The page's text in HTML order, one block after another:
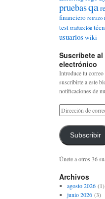
pruebasqa
financiero retrazo
test traducción
usuarios wiki
Suscríbete
electrónico
Introduce tu correo
suscribirte a este
notificaciones de
Subscribir
Únete a otros 36
Archivos
agosto 2026(1)
junio 2026(3)